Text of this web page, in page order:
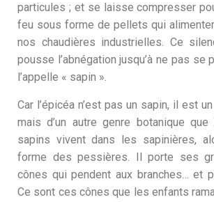
particules ; et se laisse compresser
feu sous forme de pellets qui
nos chaudières industrielles. Ce
pousse l’abnégation jusqu’à ne pas se
l’appelle « sapin ».
Car l’épicéa n’est pas un sapin, il est
mais d’un autre genre botanique
sapins vivent dans les sapinières,
forme des pessières. Il porte ses
cônes qui pendent aux branches… et
Ce sont ces cônes que les enfants